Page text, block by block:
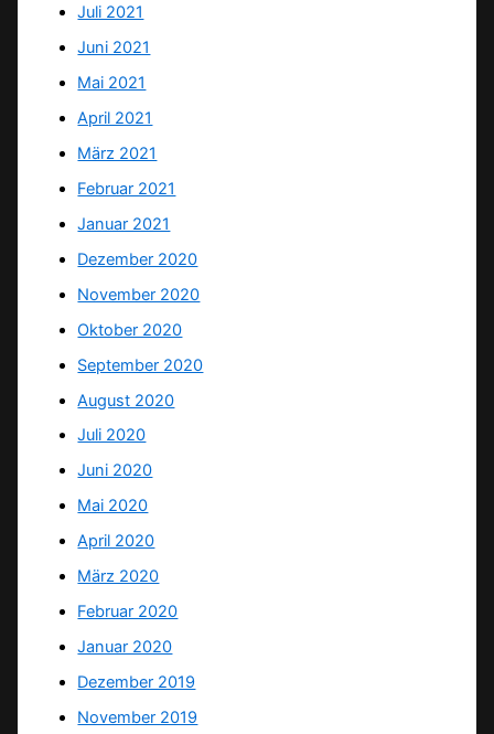
Juli 2021
Juni 2021
Mai 2021
April 2021
März 2021
Februar 2021
Januar 2021
Dezember 2020
November 2020
Oktober 2020
September 2020
August 2020
Juli 2020
Juni 2020
Mai 2020
April 2020
März 2020
Februar 2020
Januar 2020
Dezember 2019
November 2019